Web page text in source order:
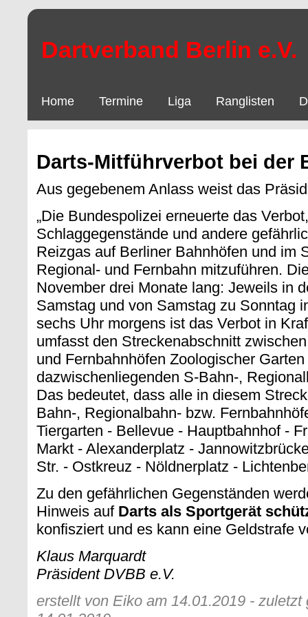
Dartverband Berlin e.V.
Home Termine Liga Ranglisten
Darts-Mitführverbot bei der
Aus gegebenem Anlass weist das
„Die Bundespolizei erneuerte das
Schlaggegenstände und andere
Reizgas auf Berliner Bahnhöfen und im
Regional- und Fernbahn mitzuführen.
November drei Monate lang: Jeweils in
Samstag und von Samstag zu Sonntag
sechs Uhr morgens ist das Verbot in
umfasst den Streckenabschnitt
und Fernbahnhöfen Zoologischer
dazwischenliegenden S-Bahn-,
Das bedeutet, dass alle in diesem
Bahn-, Regionalbahn- bzw.
Tiergarten - Bellevue - Hauptbahnhof -
Markt - Alexanderplatz -
Str. - Ostkreuz - Nöldnerplatz -
Zu den gefährlichen Gegenständen
Hinweis auf Darts als Sportgerät
konfisziert und es kann eine Geldstrafe
Klaus Marquardt
Präsident DVBB e.V.
erstellt von Eiko am 14.01.2019 -